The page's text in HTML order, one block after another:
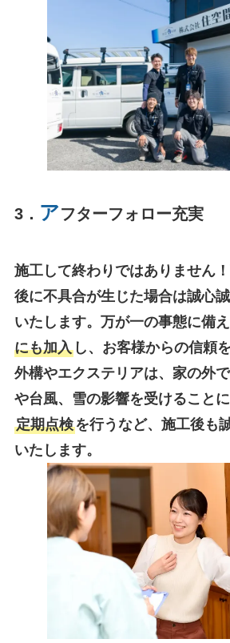
3． アフターフォロー充実
施工して終わりではありません
後に不具合が生じた場合は誠心
いたします。万が一の事態に備
にも加入し、お客様からの信頼
外構やエクステリアは、家の外
や台風、雪の影響を受けることに
定期点検を行うなど、施工後も
いたします。